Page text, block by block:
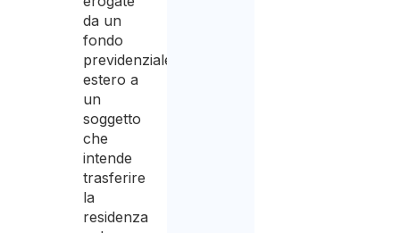
da un
fondo
previdenziale
estero a
un
soggetto
che
intende
trasferire
la
residenza